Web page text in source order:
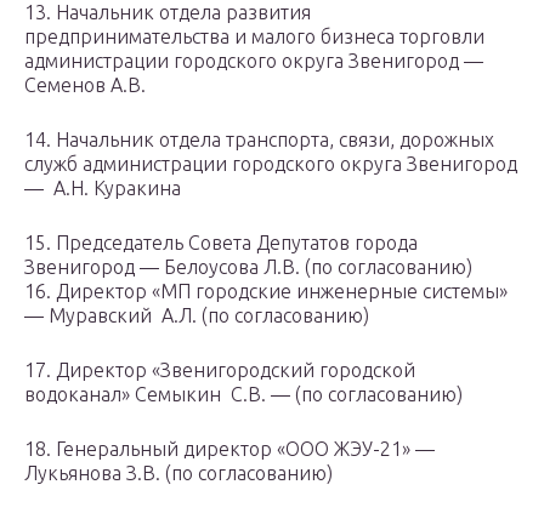
13. Начальник отдела развития
предпринимательства и малого бизнеса торговли
администрации городского округа Звенигород —
Семенов А.В.
14. Начальник отдела транспорта, связи, дорожных
служб администрации городского округа Звенигород
— А.Н. Куракина
15. Председатель Совета Депутатов города
Звенигород — Белоусова Л.В. (по согласованию)
16. Директор «МП городские инженерные системы»
— Муравский А.Л. (по согласованию)
17. Директор «Звенигородский городской
водоканал» Семыкин С.В. — (по согласованию)
18. Генеральный директор «ООО ЖЭУ-21» —
Лукьянова З.В. (по согласованию)